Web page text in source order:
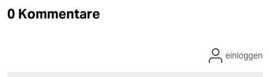
0 Kommentare
einloggen